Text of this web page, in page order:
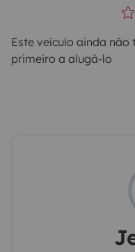
Este veículo ainda
primeiro a alugá-lo